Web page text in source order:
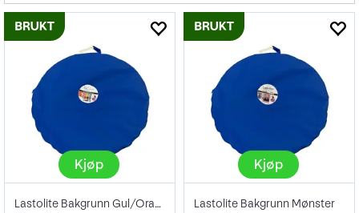
Kjøp
Lastolite Bakgrunn Gul/Oransje
Kjøp
Lastolite Bakgrunn Mønster